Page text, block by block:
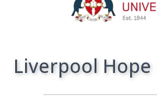
danych osobowych przez
Liverpool